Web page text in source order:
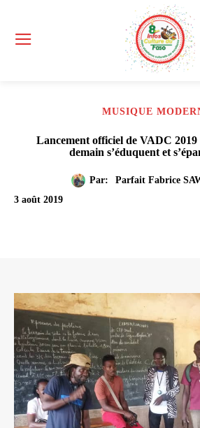
MUSIQUE
Lancement officiel de VADC 2019
demain s’éduquent et
Par:
Parfait Fabrice
3 août 2019